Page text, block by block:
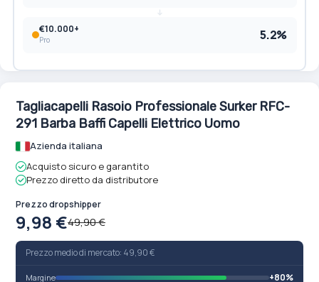
€10.000+
Pro 5.2%
Tagliacapelli Rasoio Professionale Surker RFC-
291 Barba Baffi Capelli Elettrico Uomo
Azienda italiana
Acquisto sicuro e garantito
Prezzo diretto da distributore
Prezzo dropshipper
9,98 €49,90 €
Prezzo medio di mercato: 49,90 €
Margine +80%